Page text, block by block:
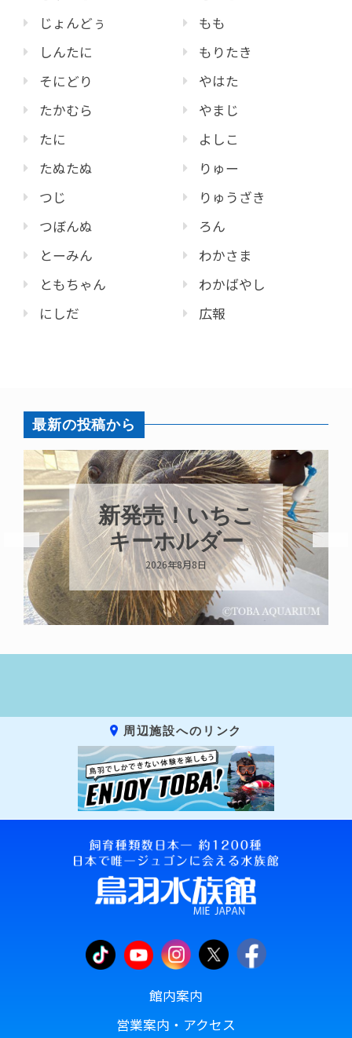
じょんどぅ
しんたに
そにどり
たかむら
たに
たぬたぬ
つじ
つぼんぬ
とーみん
ともちゃん
にしだ
もも
もりたき
やはた
やまじ
よしこ
りゅー
りゅうざき
ろん
わかさま
わかばやし
広報
最新の投稿から
こ
パラオオウム
ガイが交接して
います
2026年8月7日
周辺施設へのリンク
館内案内
営業案内・アクセス